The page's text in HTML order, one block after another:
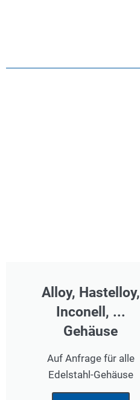
Alloy, Hastelloy,
Inconell, ...
Gehäuse
Auf Anfrage für alle
Edelstahl-Gehäuse